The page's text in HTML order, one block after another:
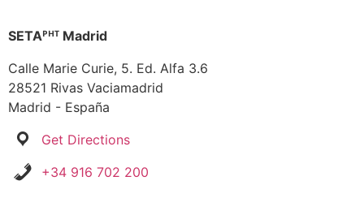
SETAᴾᴴᵀ Madrid
Calle Marie Curie, 5. Ed. Alfa 3.6
28521 Rivas Vaciamadrid
Madrid - España
Get Directions
+34 916 702 200